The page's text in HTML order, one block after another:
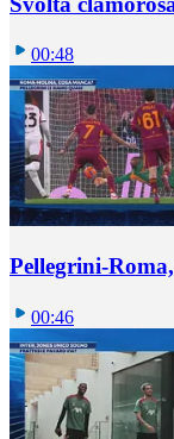
00:48
Pellegrini-
00:46